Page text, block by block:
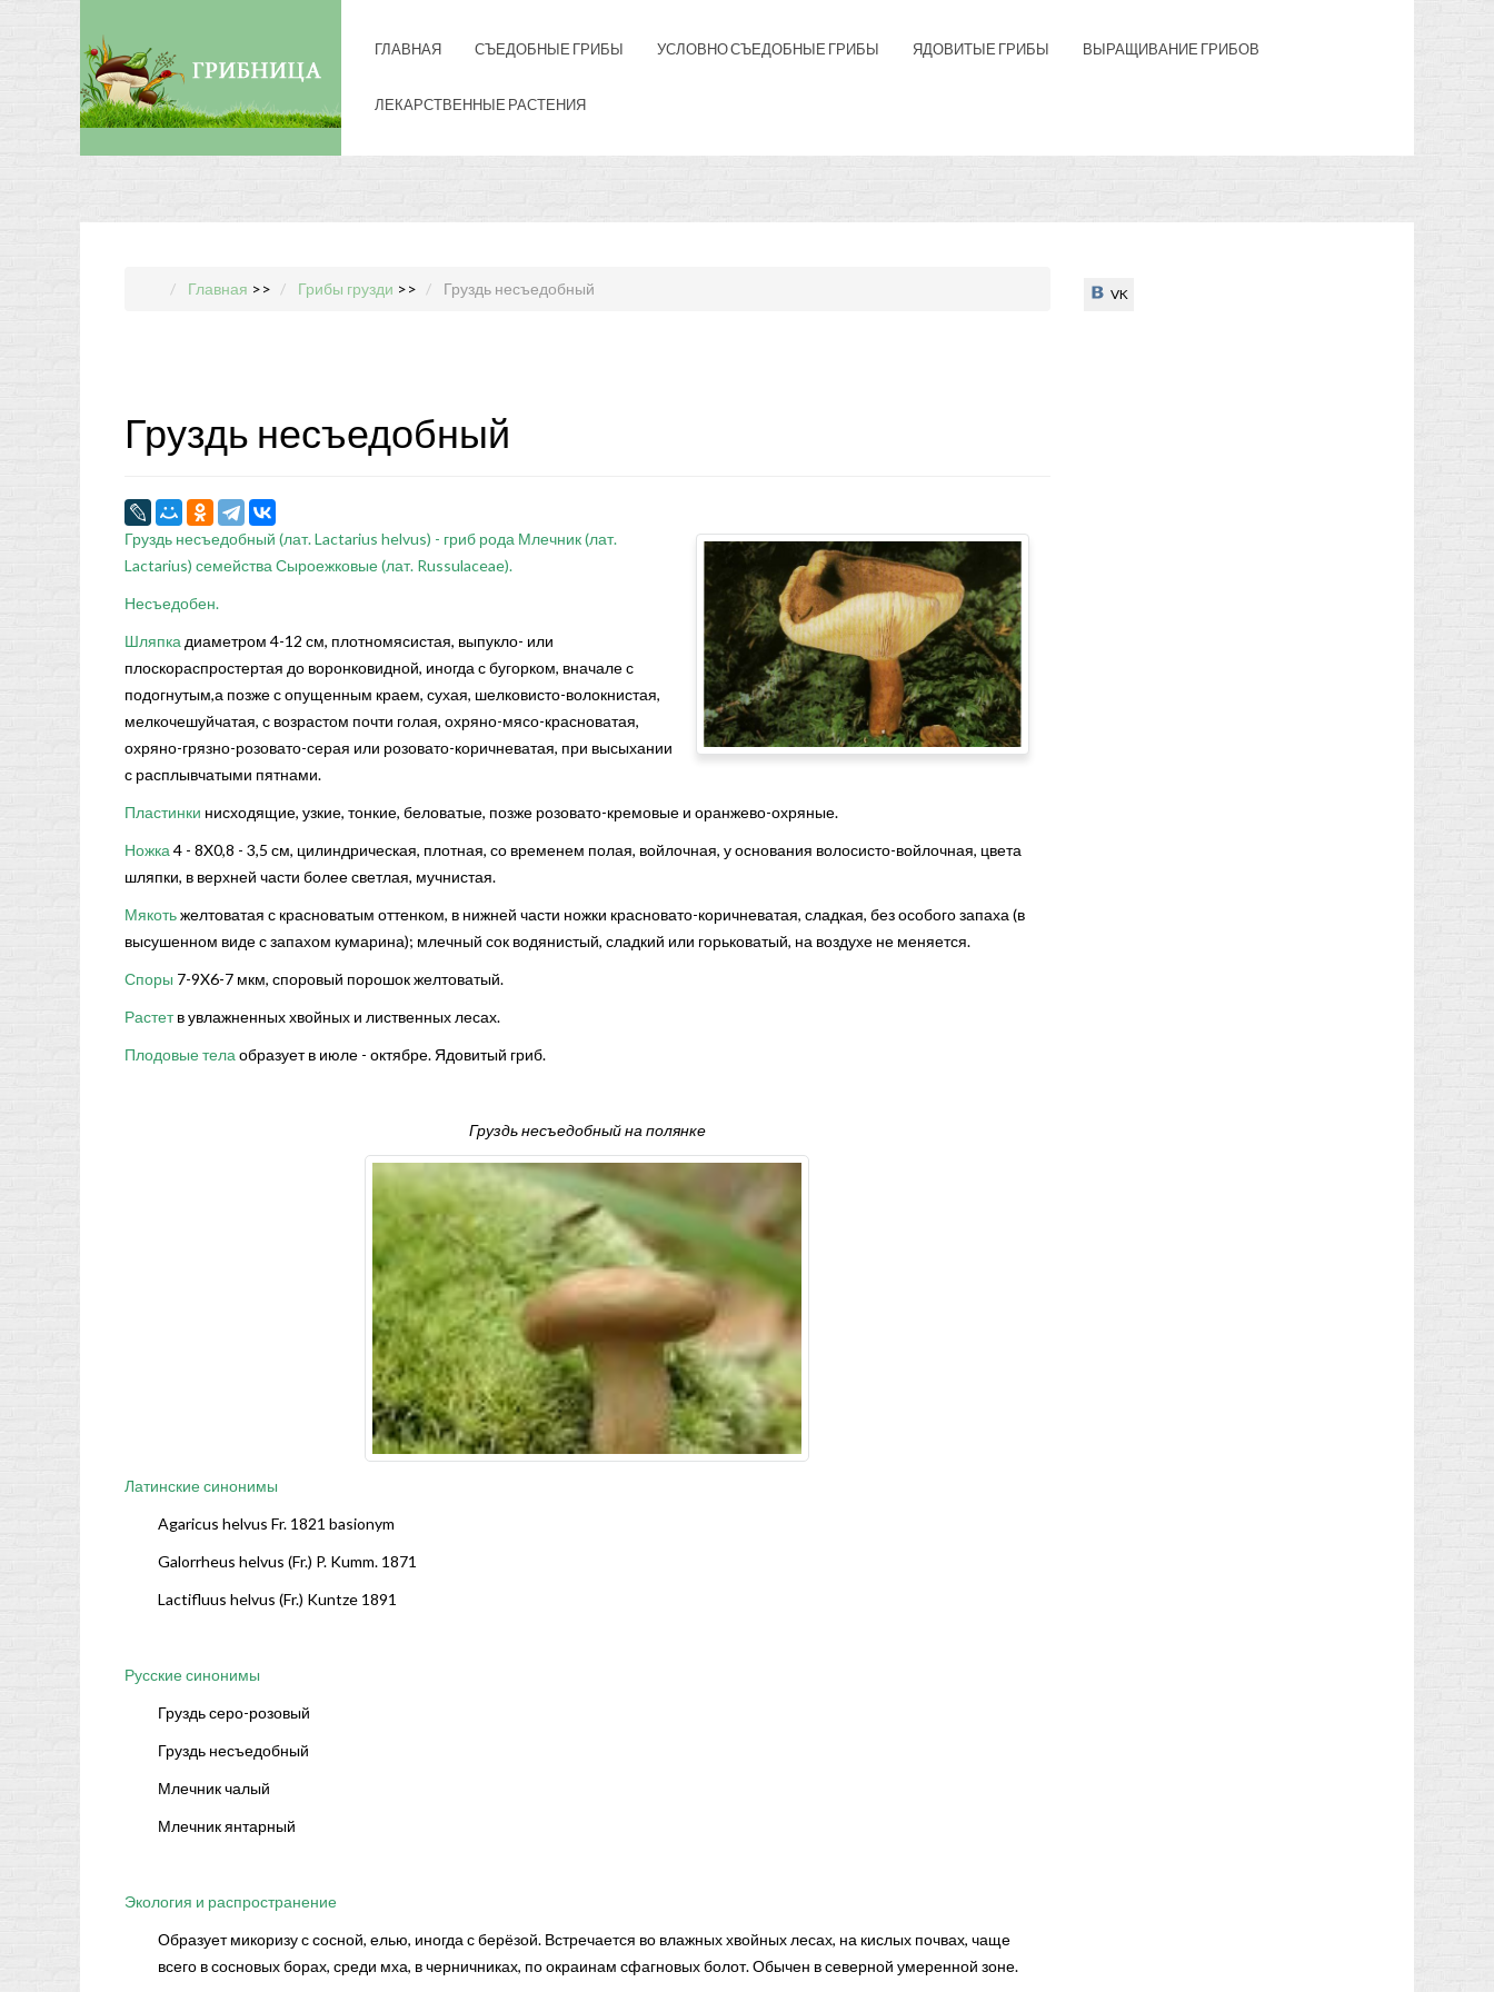
ГЛАВНАЯ СЪЕДОБНЫЕ ГРИБЫ УСЛОВНО СЪЕДОБНЫЕ ГРИБЫ ЯДОВИТЫЕ ГРИБЫ ВЫРАЩИВАНИЕ ГРИБОВ
ЛЕКАРСТВЕННЫЕ РАСТЕНИЯ
Главная >> Грибы грузди >> Груздь несъедобный
Груздь несъедобный
Груздь несъедобный (лат. Lactarius helvus) - гриб рода Млечник (лат.
Lactarius) семейства Сыроежковые (лат. Russulaceae).
Несъедобен.
Шляпка диаметром 4-12 см, плотномясистая, выпукло- или
плоскораспростертая до воронковидной, иногда с бугорком, вначале с
подогнутым,а позже с опущенным краем, сухая, шелковисто-волокнистая,
мелкочешуйчатая, с возрастом почти голая, охряно-мясо-красноватая,
охряно-грязно-розовато-серая или розовато-коричневатая, при высыхании
с расплыв­чатыми пятнами.
Пластинки нисходящие, узкие, тонкие, белова­тые, позже розовато-кремовые и оранжево-охряные.
Ножка 4 - 8X0,8 - 3,5 см, цилиндрическая, плотная, со временем полая, войлочная, у основания волосисто-войлочная, цвета
шляпки, в верхней части более светлая, мучнистая.
Мякотьжелтоватая с красноватым оттенком, в нижней части ножки красновато-ко­ричневатая, сладкая, без особого запаха (в
высушенном виде с запахом кумарина); млечный сок водянистый, сладкий или горьковатый, на воздухе не меняется.
Споры 7-9X6-7 мкм, споровый порошок желтоватый.
Растетв увлажненных хвойных и лиственных лесах.
Плодовые тела образует в июле - октябре. Ядовитый гриб.
Груздь несъедобный на полянке
Латинские синонимы
Agaricus helvus Fr. 1821 basionym
Galorrheus helvus (Fr.) P. Kumm. 1871
Lactifluus helvus (Fr.) Kuntze 1891
Русские синонимы
Груздь серо-розовый
Груздь несъедобный
Млечник чалый
Млечник янтарный
Экология и распространение
Образует микоризу с сосной, елью, иногда с берёзой. Встречается во влажных хвойных лесах, на кислых почвах, чаще
всего в сосновых борах, среди мха, в черничниках, по окраинам сфагновых болот. Обычен в северной умеренной зоне.
VK
VK